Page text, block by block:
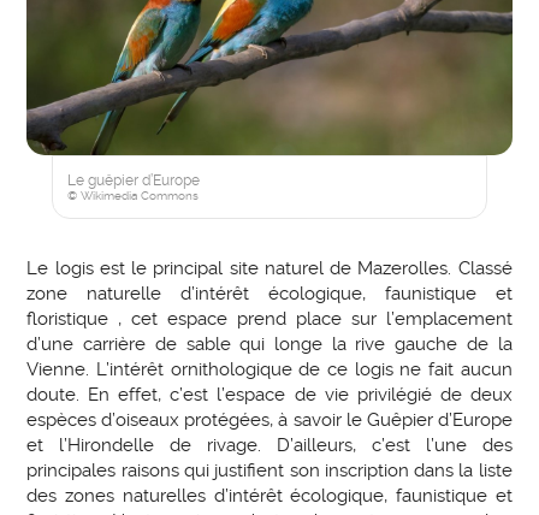
Le guêpier d’Europe
© Wikimedia Commons
Le logis est le principal site naturel de Mazerolles. Classé
zone naturelle d’intérêt écologique, faunistique et
floristique , cet espace prend place sur l’emplacement
d’une carrière de sable qui longe la rive gauche de la
Vienne. L’intérêt ornithologique de ce logis ne fait aucun
doute. En effet, c’est l’espace de vie privilégié de deux
espèces d’oiseaux protégées, à savoir le Guêpier d’Europe
et l’Hirondelle de rivage. D’ailleurs, c’est l’une des
principales raisons qui justifient son inscription dans la liste
des zones naturelles d’intérêt écologique, faunistique et